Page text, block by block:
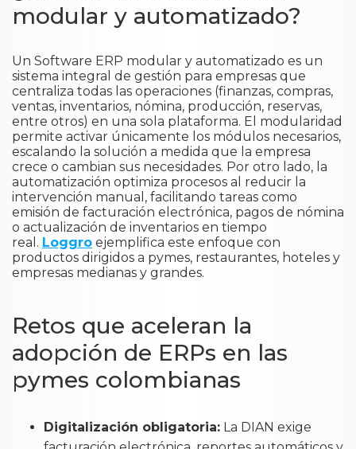
modular y automatizado?
Un Software ERP modular y automatizado es un
sistema integral de gestión para empresas que
centraliza todas las operaciones (finanzas, compras,
ventas, inventarios, nómina, producción, reservas,
entre otros) en una sola plataforma. El modularidad
permite activar únicamente los módulos necesarios,
escalando la solución a medida que la empresa
crece o cambian sus necesidades. Por otro lado, la
automatización optimiza procesos al reducir la
intervención manual, facilitando tareas como
emisión de facturación electrónica, pagos de nómina
o actualización de inventarios en tiempo
real. Loggro ejemplifica este enfoque con
productos dirigidos a pymes, restaurantes, hoteles y
empresas medianas y grandes.
Retos que aceleran la
adopción de ERPs en las
pymes colombianas
Digitalización obligatoria: La DIAN exige